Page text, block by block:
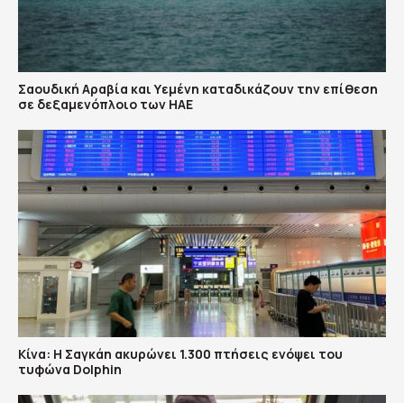
Σαουδική Αραβία και Υεμένη καταδικάζουν την επίθεση
σε δεξαμενόπλοιο των ΗΑΕ
Κίνα: Η Σαγκάη ακυρώνει 1.300 πτήσεις ενόψει του
τυφώνα Dolphin